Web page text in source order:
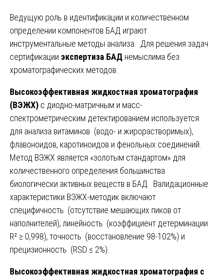
Ведущую роль в идентификации и количественном
определении компонентов БАД играют
инструментальные методы анализа. Для решения задач
сертификации экспертиза БАД немыслима без
хроматографических методов:
Высокоэффективная жидкостная хроматография
(ВЭЖХ) с диодно-матричным и масс-
спектрометрическим детектированием используется
для анализа витаминов (водо- и жирорастворимых),
флавоноидов, каротиноидов и фенольных соединений.
Метод ВЭЖХ является «золотым стандартом» для
количественного определения большинства
биологически активных веществ в БАД. Валидационные
характеристики ВЭЖХ-методик включают
специфичность (отсутствие мешающих пиков от
наполнителей), линейность (коэффициент детерминации
R² ≥ 0,998), точность (восстановление 98-102%) и
прецизионность (RSD ≤ 2%).
Высокоэффективная жидкостная хроматография с